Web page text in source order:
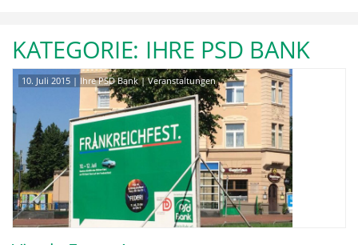
KATEGORIE: IHRE PSD BANK
10. Juli 2015 | Ihre PSD Bank|Veranstaltungen